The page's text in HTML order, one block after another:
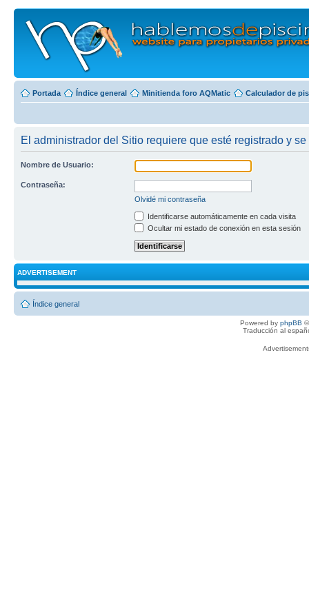
Portada Índice general Minitienda foro AQMatic Calculador de
El administrador del Sitio requiere que esté registrado y
Nombre de Usuario:
Contraseña:
Olvidé mi contraseña
Identificarse automáticamente en cada visita
Ocultar mi estado de conexión en esta sesión
ADVERTISEMENT
Índice general
Powered by phpBB
Traducción al